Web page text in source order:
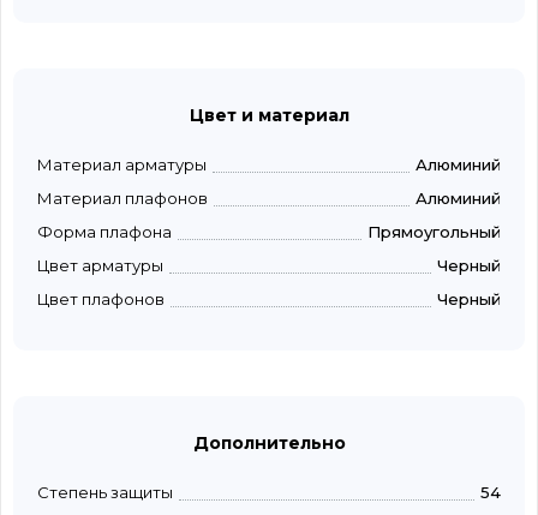
Цвет и материал
Материал арматуры
Алюминий
Материал плафонов
Алюминий
Форма плафона
Прямоугольный
Цвет арматуры
Черный
Цвет плафонов
Черный
Дополнительно
Степень защиты
54